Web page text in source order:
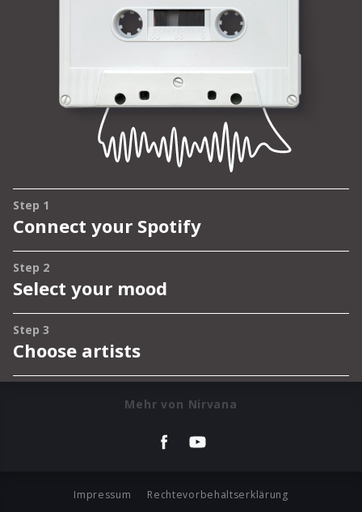
Mehr von Nirvana
Impressum Rechtevorbehaltserklärung